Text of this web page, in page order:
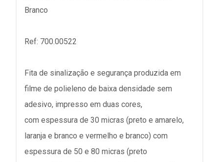
Branco
Ref: 700.00522
Fita de sinalização e segurança produzida em
filme de polieleno de baixa densidade sem
adesivo, impresso em duas cores,
com espessura de 30 micras (preto e amarelo,
laranja e branco e vermelho e branco) com
espessura de 50 e 80 micras (preto